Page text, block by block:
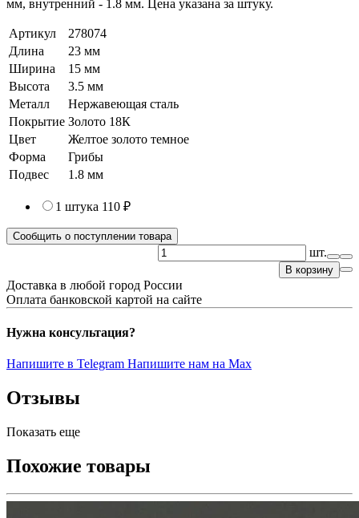
мм, внутренний - 1.8 мм. Цена указана за штуку.
Артикул
278074
Длина
23 мм
Ширина
15 мм
Высота
3.5 мм
Металл
Нержавеющая сталь
Покрытие Золото 18К
Цвет
Желтое золото темное
Форма
Грибы
Подвес
1.8 мм
1 штука 110 ₽
Сообщить о поступлении товара
шт.
В корзину
Доставка в любой город России
Оплата банковской картой на сайте
Нужна консультация?
Напишите в Telegram Напишите нам на Max
Отзывы
Показать еще
Похожие товары